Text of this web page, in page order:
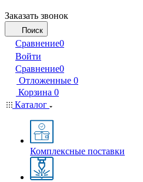
Заказать звонок
Поиск
Сравнение0
Войти
Сравнение0
Отложенные 0
Корзина 0
Каталог
Комплексные поставки